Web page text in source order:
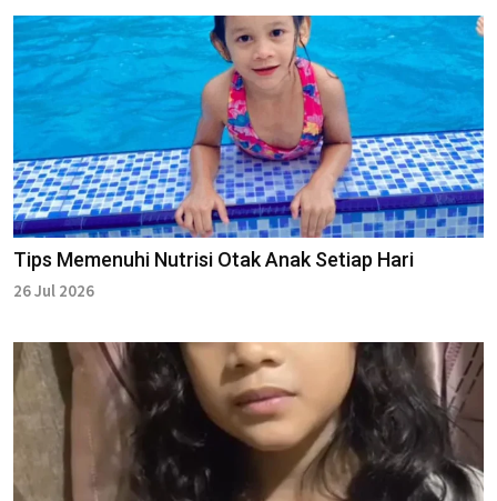
Tips Memenuhi Nutrisi Otak Anak Setiap Hari
26 Jul 2026